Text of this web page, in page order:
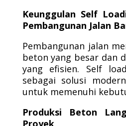
Keunggulan Self
Pembangunan Jalan
Pembangunan jalan
beton yang besar dan
yang efisien. Self
sebagai solusi
untuk memenuhi
Produksi Beton
Proyek